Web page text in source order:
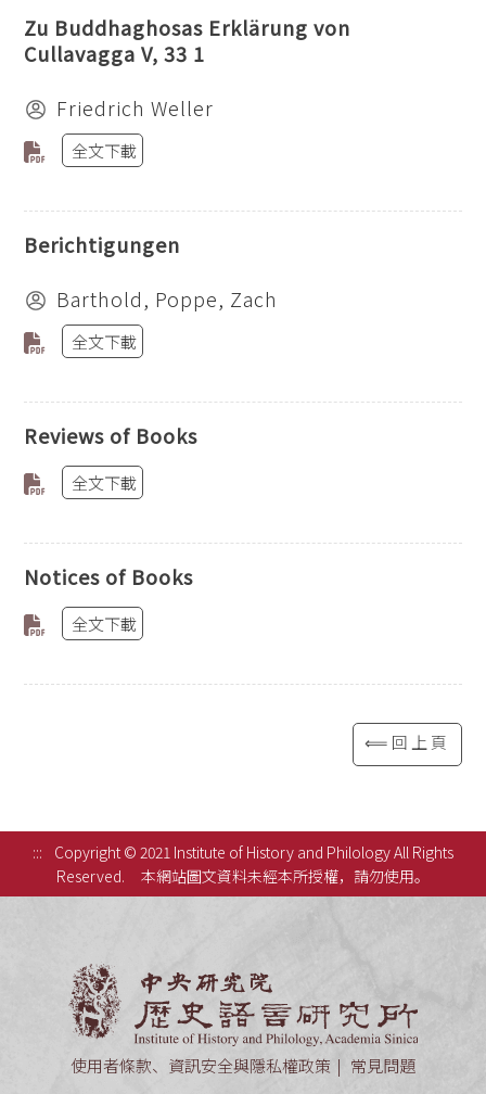
Zu Buddhaghosas Erklärung von
Cullavagga V, 33 1
Friedrich Weller
全文下載
Berichtigungen
Barthold, Poppe, Zach
全文下載
Reviews of Books
全文下載
Notices of Books
全文下載
⟸回上頁
:::
Copyright © 2021 Institute of History and Philology All Rights
Reserved.
本網站圖文資料未經本所授權，請勿使用。
使用者條款、資訊安全與隱私權政策
常見問題